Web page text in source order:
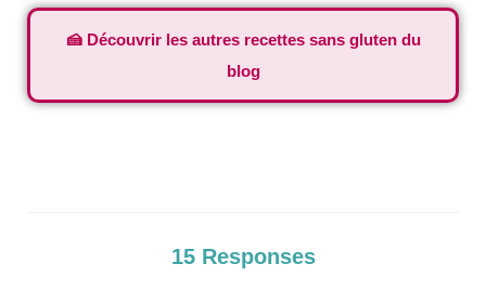
🍰 Découvrir les autres recettes sans gluten du
blog
15 Responses